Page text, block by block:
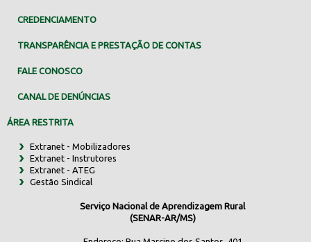
CREDENCIAMENTO
TRANSPARÊNCIA E PRESTAÇÃO DE CONTAS
FALE CONOSCO
CANAL DE DENÚNCIAS
ÁREA RESTRITA
Extranet - Mobilizadores
Extranet - Instrutores
Extranet - ATEG
Gestão Sindical
Serviço Nacional de Aprendizagem Rural
(SENAR-AR/MS)